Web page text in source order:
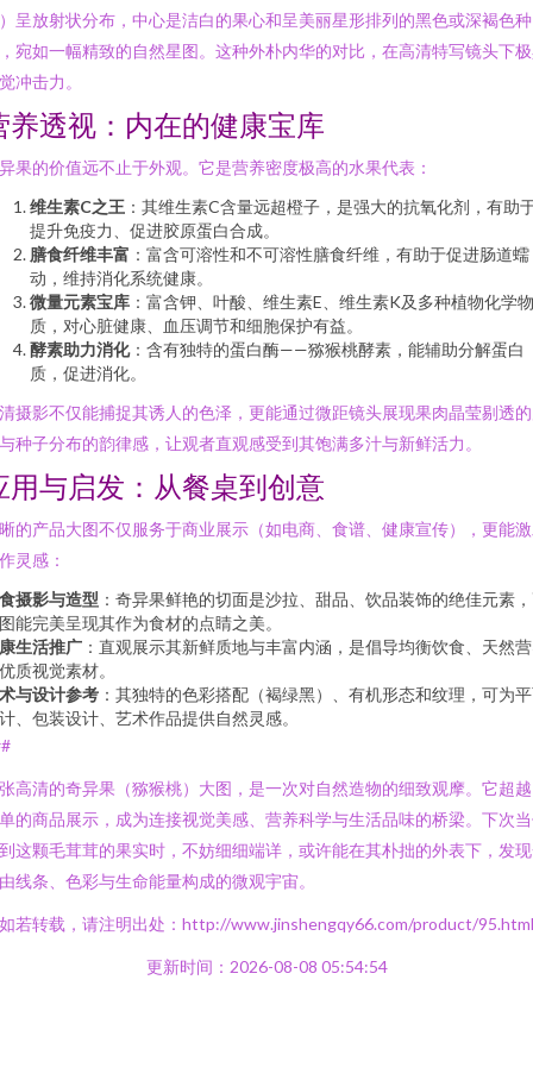
呈放射状分布，中心是洁白的果心和呈美丽星形排列的黑色或深褐色种
宛如一幅精致的自然星图。这种外朴内华的对比，在高清特写镜头下
冲击力。
养透视：内在的健康宝库
果的价值远不止于外观。它是营养密度极高的水果代表：
维生素C之王 ：其维生素C含量远超橙子，是强大的抗氧化剂，有助
提升免疫力、促进胶原蛋白合成。
膳食纤维丰富 ：富含可溶性和不可溶性膳食纤维，有助于促进肠道蠕
动，维持消化系统健康。
微量元素宝库 ：富含钾、叶酸、维生素E、维生素K及多种植物化学物
质，对心脏健康、血压调节和细胞保护有益。
酵素助力消化：含有独特的蛋白酶——猕猴桃酵素，能辅助分解蛋白
质，促进消化。
摄影不仅能捕捉其诱人的色泽，更能通过微距镜头展现果肉晶莹剔透
种子分布的韵律感，让观者直观感受到其饱满多汁与新鲜活力。
用与启发：从餐桌到创意
的产品大图不仅服务于商业展示（如电商、食谱、健康宣传），更能
灵感：
摄影与造型 ：奇异果鲜艳的切面是沙拉、甜品、饮品装饰的绝佳元素
能完美呈现其作为食材的点睛之美。
生活推广 ：直观展示其新鲜质地与丰富内涵，是倡导均衡饮食、天然
质视觉素材。
与设计参考 ：其独特的色彩搭配（褐绿黑）、有机形态和纹理，可为
、包装设计、艺术作品提供自然灵感。
高清的奇异果（猕猴桃）大图，是一次对自然造物的细致观摩。它超
的商品展示，成为连接视觉美感、营养科学与生活品味的桥梁。下次
这颗毛茸茸的果实时，不妨细细端详，或许能在其朴拙的外表下，发
线条、色彩与生命能量构成的微观宇宙。
如若转载，请注明出处：http://www.jinshengqy66.com/product/95.html
更新时间：2026-08-08 05:54:54